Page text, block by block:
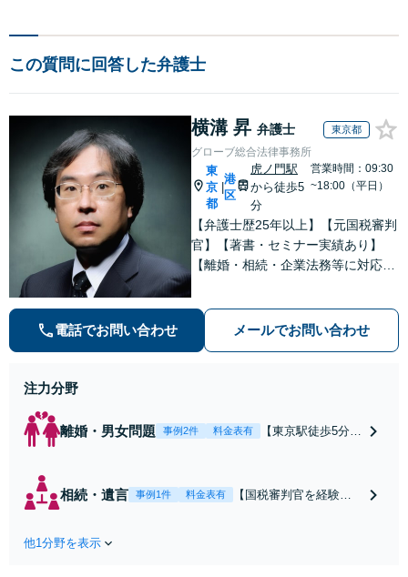
この質問に回答した弁護士
横溝 昇 弁護士 東京都
グローブ総合法律事務所
東
京
都
港
区
虎ノ門駅
から徒歩5
分
営業時間：09:30
~18:00（平日）
【弁護士歴25年以上】【元国税審判
官】【著書・セミナー実績あり】
【離婚・相続・企業法務等に対応】
提案します
電話でお問い合わせ メールでお問い合わせ
注力分野
離婚・男女問題 事例2件 料金表有
【東京駅徒歩5分】
を描けるアドバイ
相続・遺言 事例1件 料金表有
【国税審判官を経験】
他1分野を表示